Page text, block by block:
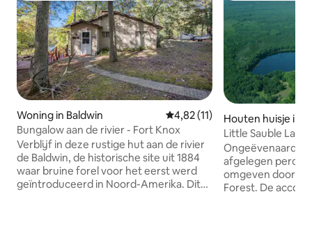
Woning in Baldwin Gemiddelde beoordeling van
4,82 (11)
Bungalow aan de rivier - Fort Knox
Verblijf in deze rustige hut aan de rivier
de Baldwin, de historische site uit 1884
waar bruine forel voor het eerst werd
geïntroduceerd in Noord-Amerika. Dit
Houten huisje in
Branch
Little Sauble Lake
Ongeëvenaarde
afgelegen
omgeven door
Forest. De accommodatie omvat